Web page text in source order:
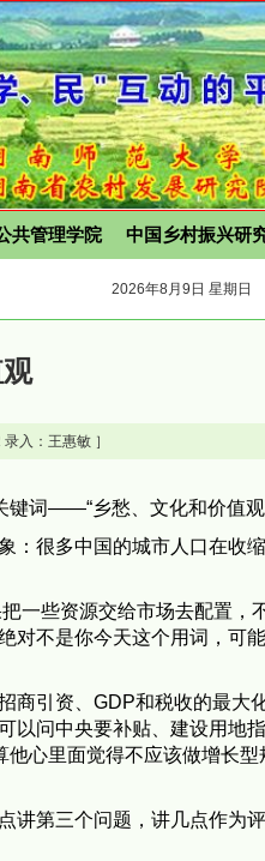
共管理学院 中国乡村振兴研
2026年8月9日 星期日
入：王惠敏 ］
键词——“乡愁、文化和价值观”
：很多中国的城市人口在收
一些资源交给市场去配置，
对不是你今天这个用词，可
商引资、GDP和税收的最大
以问中央要补贴、建设用地
心里面觉得不应该做增长型
讲第三个问题，讲几点作为